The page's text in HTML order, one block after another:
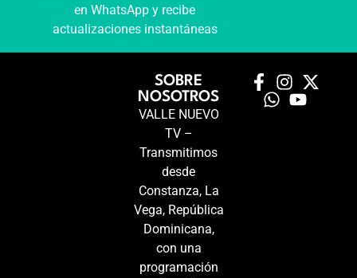
en WhatsApp y recibe
actualizaciones instantáneas
SOBRE
NOSOTROS
VALLE NUEVO
TV –
Transmitimos
desde
Constanza, La
Vega, República
Dominicana,
con una
programación